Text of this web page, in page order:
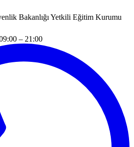
Bakanlığı Yetkili Eğitim Kurumu
– 21:00